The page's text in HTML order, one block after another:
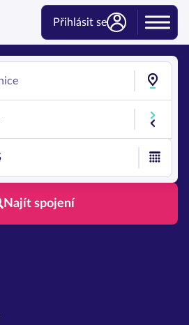
Přihlásit se
Najít spojení